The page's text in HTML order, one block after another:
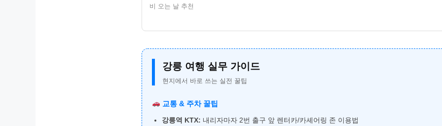
비 오는 날 추천
강릉 여행 실무 가이드
현지에서 바로 쓰는 실전 꿀팁
교통 & 주차 꿀팁
강릉역 KTX: 내리자마자 2번 출구 앞 렌터카/카셰어링 존 이용법